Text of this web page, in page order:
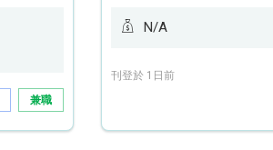
兼職
N/A
刊登於 1日前